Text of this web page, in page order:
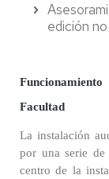
edición
Facultad
La instalación
por una serie de
centro de la